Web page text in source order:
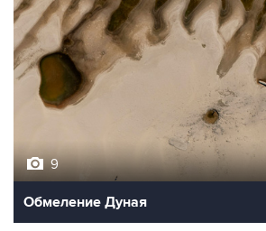
9
Обмеление Дуная